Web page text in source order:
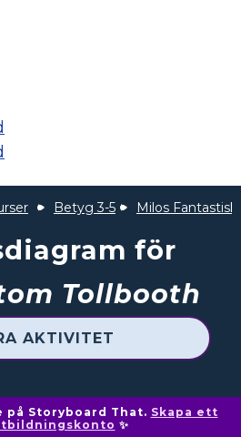
Betyg 3-5 Milos
för
Tollbooth
AKTIVITET
Storyboard That. Skapa ett
✨